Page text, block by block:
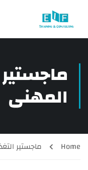
المهني
Home ماجستير